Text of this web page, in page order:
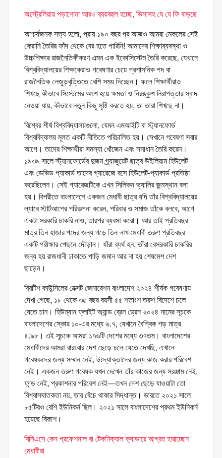
অস্ট্রেলিয়ায় পড়াশোনা আরও ব্যয়বহুল হচ্ছে, ভিসাসহ যে যে ফি বাড়ছে
আশ্চর্যজনক সত্য হলো, প্রায় ১৯০ বছর পর আজও আমরা মেকলের সেই
কেরানি তৈরির ফাঁদ থেকে বের হতে পারিনি! আমাদের শিক্ষাব্যবস্থা ও
উচ্চশিক্ষার রাজনৈতিকীকরণ এমন এক ইকোসিস্টেম তৈরি করেছে, যেখানে
বিশ্ববিদ্যালয়ের শিক্ষকেরাও গবেষণার চেয়ে প্রশাসনিক পদ বা
রাজনৈতিক লেজুড়বৃত্তিতে বেশি সময় দিচ্ছেন। ফলে শিক্ষার্থীরাও
শিখছে কীভাবে সিস্টেমের অংশ হয়ে ক্ষমতা ও নিরঙ্কুশ নিরাপত্তার স্বাদ
নেওয়া যায়, কীভাবে নতুন কিছু সৃষ্টি করতে হয়, তা তারা শিখছে না।
বিশ্বের শীর্ষ বিশ্ববিদ্যালয়গুলো, যেমন এমআইটি বা স্ট্যানফোর্ড
বিশ্ববিদ্যালয় মূলত একটি নীতিতে পরিচালিত হয়। সেখানে গবেষণা সবার
আগে। তাদের শিক্ষার্থীরা সমস্যা খোঁজেন এবং সমাধান তৈরি করেন।
১৯৩৯ সালে স্ট্যানফোর্ডের দুজন গ্র্যাজুয়েট ছাত্র উইলিয়াম হিউলেট
এবং ডেভিড প্যাকার্ড তাদের গ্যারেজে বসে হিউলেট-প্যাকার্ড প্রতিষ্ঠা
করেছিলেন। সেই গ্যারেজটিকে এখন সিলিকন ভ্যালির জন্মস্থান বলা
হয়। বিপরীতে বাংলাদেশে একজন মেধাবী ছাত্র যদি তাঁর বিশ্ববিদ্যালয়ের
ল্যাবে স্টার্টআপের পরিকল্পনা করেন, পরিবার ও সমাজ তাঁকে বলবে, আগে
একটা সরকারি চাকরি নাও, তারপর ব্যবসা করো। আর তাই প্রতিবছর
মাত্র তিন হাজার পদের জন্য গড়ে তিন লাখ মেধাবী তরুণ প্রতিবছর
একটি পরীক্ষার পেছনে দৌড়ান। যাঁরা ব্যর্থ হন, তাঁরা বেসরকারি চাকরির
জন্য হয় রাজধানী ঢাকাতে পাড়ি জমান আর না হয় শেষমেশ দেশ
ছাড়েন।
ব্রিটিশ কাউন্সিলের নেক্সট জেনারেশন বাংলাদেশ ২০২৪ শীর্ষক গবেষণায়
দেখা গেছে, ১৮ থেকে ৩৫ বছর বয়সী ৫৫ শতাংশ তরুণ বিদেশে চলে
যেতে চান। হিউম্যান ফ্লাইট অ্যান্ড ব্রেন ড্রেন ২০২৪ নামের সূচকে
বাংলাদেশের স্কোর ১০-এর মধ্যে ৬.৭, যেখানে বৈশ্বিক গড় মাত্র
৪.৯৮। এই সূচকে আমরা ১৭৬টি দেশের মধ্যে ৩৭তম। বাংলাদেশের
মেধাবীদের আমরা বারংবার দেশ ছেড়ে চলে যেতে দেখছি, এখানে
গবেষকদের জন্য সম্মান নেই, উদ্যোক্তাদের জন্য কাজ করার পরিবেশ
নেই। একজন তরুণ গবেষক যখন দেখেন তাঁর কাজের জন্য সরঞ্জাম নেই,
ফান্ড নেই, প্রকাশনার পরিবেশ নেই—তখন দেশ ছেড়ে যাওয়াটা তো
বিশ্বাসঘাতকতা নয়, তার বেঁচে থাকার সিদ্ধান্ত। ভারতে ২০২১ সালে
৮৫টিরও বেশি ইউনিকর্ন ছিল। ২০২১ সালে বাংলাদেশের প্রথম ইউনিকর্ন
হয়েছে বিকাশ।
বিসিএসে কেন প্রফেশনাল বা টেকনিক্যাল ক্যাডারে আগ্রহ হারাচ্ছেন
মেধাবীরা